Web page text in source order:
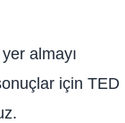
almayı
için TED